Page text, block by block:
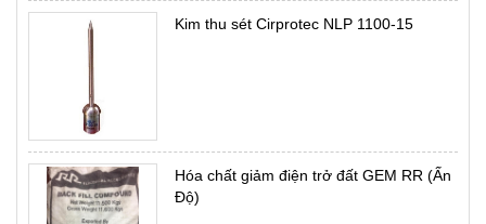
Kim thu sét Cirprotec NLP 1100-15
Hóa chất giảm điện trở đất GEM RR (Ấn
Độ)